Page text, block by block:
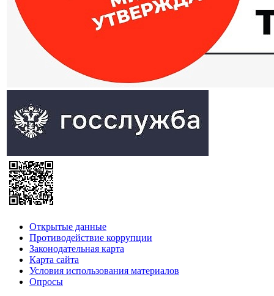
Открытые данные
Противодействие коррупции
Законодательная карта
Карта сайта
Условия использования материалов
Опросы